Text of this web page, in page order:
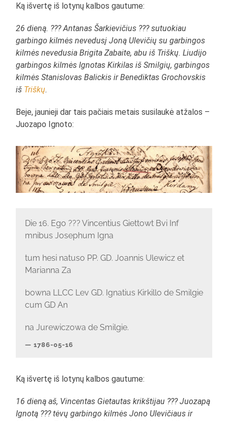
Ką išvertę iš lotynų kalbos gautume:
26 dieną. ??? Antanas Šarkievičius ??? sutuokiau
garbingo kilmės nevedusį Joną Ulevičių su garbingos
kilmės nevedusia Brigita Zabaite, abu iš Triškų. Liudijo
garbingos kilmės Ignotas Kirkilas iš Smilgių, garbingos
kilmės Stanislovas Balickis ir Benediktas Grochovskis
iš Triškų.
Beje, jaunieji dar tais pačiais metais susilaukė atžalos –
Juozapo Ignoto:
Die 16. Ego ??? Vincentius Giettowt Bvi Inf
mnibus Josephum Igna
tum hesi natuso PP. GD. Joannis Ulewicz et
Marianna Za
bowna LLCC Lev GD. Ignatius Kirkillo de Smilgie
cum GD An
na Jurewiczowa de Smilgie.
1786-05-16
Ką išvertę iš lotynų kalbos gautume:
16 dieną aš, Vincentas Gietautas krikštijau ??? Juozapą
Ignotą ??? tėvų garbingo kilmės Jono Ulevičiaus ir